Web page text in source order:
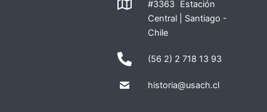
#3363 Estación
Central | Santiago -
Chile
(56 2) 2 718 13 93
historia@usach.cl